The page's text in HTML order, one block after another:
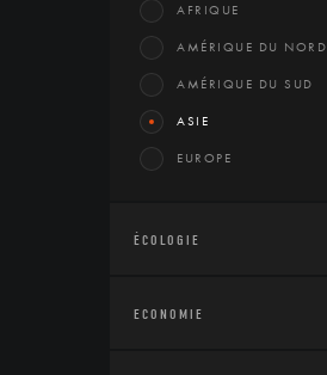
AFRIQUE
AMÉRIQUE DU NORD
AMÉRIQUE DU SUD
ASIE
EUROPE
ÉCOLOGIE
ECONOMIE